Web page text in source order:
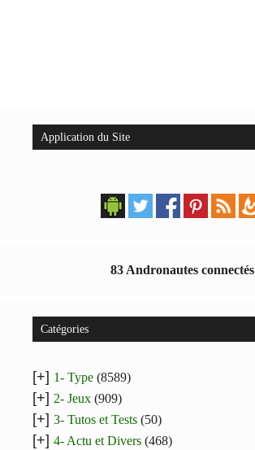
Application du Site
83 Andronautes connectés
Catégories
[+] 1- Type (8589)
[+] 2- Jeux (909)
[+] 3- Tutos et Tests (50)
[+] 4- Actu et Divers (468)